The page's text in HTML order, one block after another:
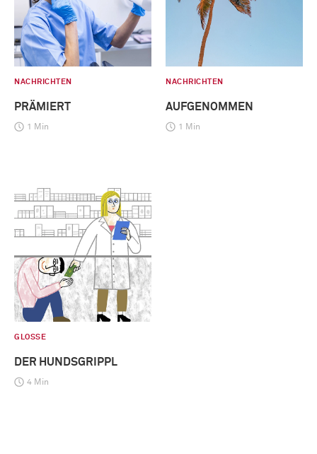
NACHRICHTEN
PRÄMIERT
1 Min
NACHRICHTEN
AUFGENOMMEN
1 Min
GLOSSE
DER HUNDSGRIPPL
4 Min